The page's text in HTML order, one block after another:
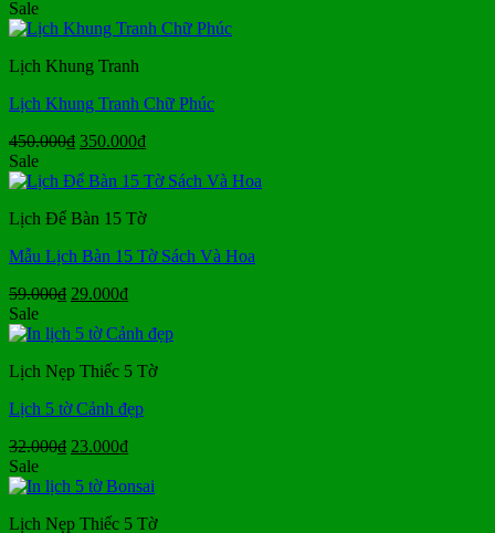
là:
tại
Sale
Lịch Khung Tranh
Lịch Khung Tranh Chữ Phúc
450.000₫ Giá
là:
350.000₫Giá
tại
350.000₫.
Sale
Lịch Để Bàn 15 Tờ
Mẫu Lịch Bàn 15 Tờ Sách Và Hoa
59.000₫ Giá
là:
29.000₫Giá
tại
29.000₫.
Sale
Lịch Nẹp Thiếc 5 Tờ
Lịch 5 tờ Cảnh đẹp
32.000₫ Giá
là:
23.000₫Giá
tại
23.000₫.
Sale
Lịch Nẹp Thiếc 5 Tờ